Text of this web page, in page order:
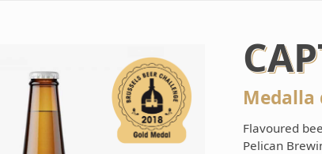
Medalla
Flavoured
Pelican